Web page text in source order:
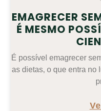
EMAGRECER
É MESMO
É possível emagrecer
as dietas, o que entra no